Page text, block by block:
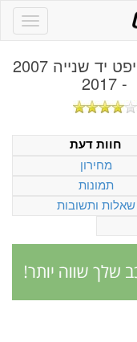
סוזוקי סוויפט יד שנייה 2007
- 2017
חוות דעת
מחירון
תמונות
שאלות ותשובות